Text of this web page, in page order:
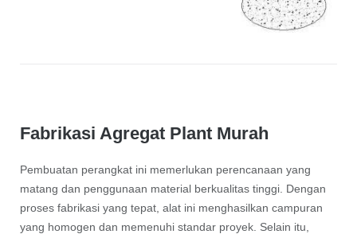
Fabrikasi Agregat Plant Murah
Pembuatan perangkat ini memerlukan perencanaan yang
matang dan penggunaan material berkualitas tinggi. Dengan
proses fabrikasi yang tepat, alat ini menghasilkan campuran
yang homogen dan memenuhi standar proyek. Selain itu,